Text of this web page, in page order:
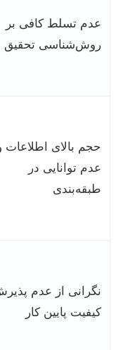
عدم تسلط کافی بر
روش‌شناسی تحقیق
حجم بالای اطلاعات
عدم توانایی در
طبقه‌بندی
نگرانی از عدم
کیفیت پایین کار